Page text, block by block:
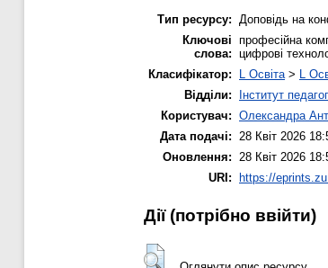
Тип ресурсу: Доповідь на
Ключові
слова:
професійна
цифрові
Класифікатор:
L Освіта> L
Відділи:
Інститут
Користувач: Олександра
Дата подачі: 28 Квіт 2026
Оновлення: 28 Квіт 2026
URI:
https://
Дії ​​(потрібно ввійти)